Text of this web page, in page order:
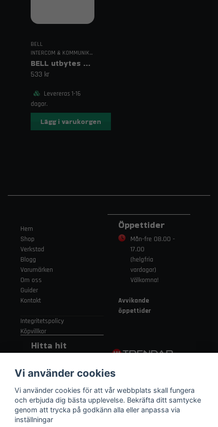
BELL
INTERCOM & KOMMUNIKATION
BELL utbytes hörselkåpor.
533 kr
Levereras 1-16
dagar.
Lägg i varukorgen
Hem
Shop
Verkstad
Blogg
Varumärken
Om oss
Guider
Kontakt
Integritetspolicy
Köpvillkor
Öppettider
Mån-fre 08.00 -
17.00
(helgfria
vardagar)
Välkomna!
Avvikande
öppettider
Hitta hit
Strängnäsvägen
315 155 91
Nykvarn Sverige
Vi använder cookies
Vi använder cookies för att vår webbplats skall fungera
och erbjuda dig bästa upplevelse. Bekräfta ditt samtycke
genom att trycka på godkänn alla eller anpassa via
inställningar